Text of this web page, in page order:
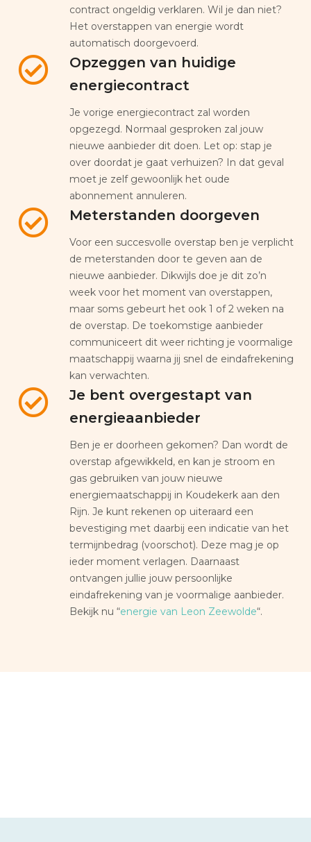
contract ongeldig verklaren. Wil je dan niet?
Het overstappen van energie wordt
automatisch doorgevoerd.
Opzeggen van huidige
energiecontract
Je vorige energiecontract zal worden
opgezegd. Normaal gesproken zal jouw
nieuwe aanbieder dit doen. Let op: stap je
over doordat je gaat verhuizen? In dat geval
moet je zelf gewoonlijk het oude
abonnement annuleren.
Meterstanden doorgeven
Voor een succesvolle overstap ben je verplicht
de meterstanden door te geven aan de
nieuwe aanbieder. Dikwijls doe je dit zo’n
week voor het moment van overstappen,
maar soms gebeurt het ook 1 of 2 weken na
de overstap. De toekomstige aanbieder
communiceert dit weer richting je voormalige
maatschappij waarna jij snel de eindafrekening
kan verwachten.
Je bent overgestapt van
energieaanbieder
Ben je er doorheen gekomen? Dan wordt de
overstap afgewikkeld, en kan je stroom en
gas gebruiken van jouw nieuwe
energiemaatschappij in Koudekerk aan den
Rijn. Je kunt rekenen op uiteraard een
bevestiging met daarbij een indicatie van het
termijnbedrag (voorschot). Deze mag je op
ieder moment verlagen. Daarnaast
ontvangen jullie jouw persoonlijke
eindafrekening van je voormalige aanbieder.
Bekijk nu “energie van Leon Zeewolde“.